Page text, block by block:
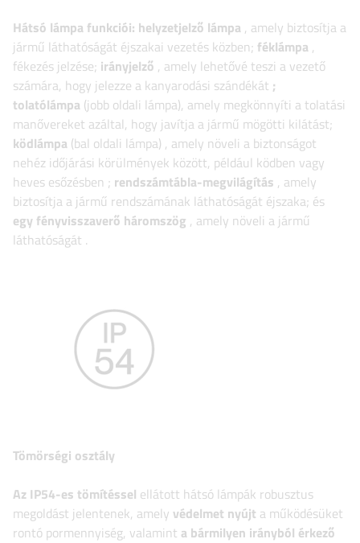
Hátsó lámpa funkciói: helyzetjelző lámpa , amely biztosítja a
jármű láthatóságát éjszakai vezetés közben; féklámpa ,
fékezés jelzése; irányjelző , amely lehetővé teszi a vezető
számára, hogy jelezze a kanyarodási szándékát ;
tolatólámpa (jobb oldali lámpa), amely megkönnyíti a tolatási
manővereket azáltal, hogy javítja a jármű mögötti kilátást;
ködlámpa (bal oldali lámpa) , amely növeli a biztonságot
nehéz időjárási körülmények között, például ködben vagy
heves esőzésben ; rendszámtábla-megvilágítás , amely
biztosítja a jármű rendszámának láthatóságát éjszaka; és
egy fényvisszaverő háromszög , amely növeli a jármű
láthatóságát .
Tömörségi osztály
Az IP54-es tömítéssel ellátott hátsó lámpák robusztus
megoldást jelentenek, amely védelmet nyújt a működésüket
rontó pormennyiség, valamint a bármilyen irányból érkező